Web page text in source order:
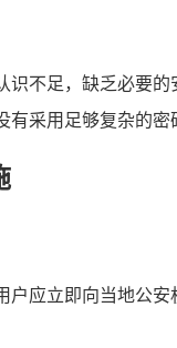
识不足，缺乏必要
采用足够复杂的
户应立即向当地公